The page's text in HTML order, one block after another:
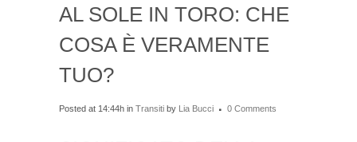
AL SOLE IN TORO: CHE
COSA È VERAMENTE
TUO?
Posted at 14:44h in Transiti by Lia Bucci 0 Comments